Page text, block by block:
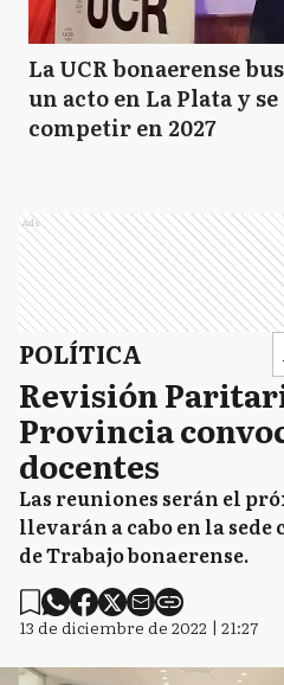
La UCR bonaerense
un acto en La Plata y
competir en 2027
Ads
POLÍTICA
Revisión
Provincia
docentes
Las reuniones serán el
llevarán a cabo en la
de Trabajo bonaerense.
13 de diciembre de 2022 | 21:27